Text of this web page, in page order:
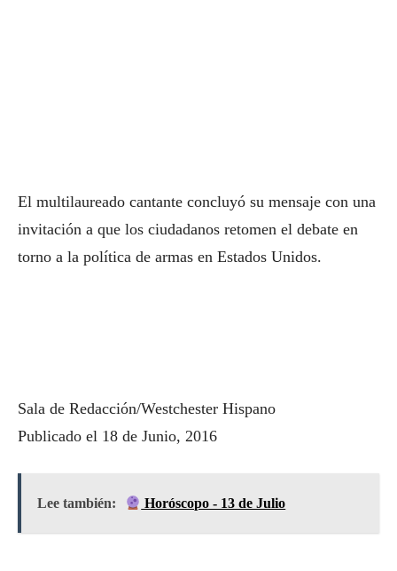
El multilaureado cantante concluyó su mensaje con una
invitación a que los ciudadanos retomen el debate en
torno a la política de armas en Estados Unidos.
Sala de Redacción/Westchester Hispano
Publicado el 18 de Junio, 2016
Lee también: Horóscopo - 13 de Julio